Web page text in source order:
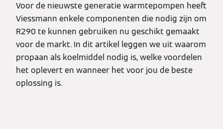
Voor de nieuwste generatie warmtepompen heeft
Viessmann enkele componenten die nodig zijn om
R290 te kunnen gebruiken nu geschikt gemaakt
voor de markt. In dit artikel leggen we uit waarom
propaan als koelmiddel nodig is, welke voordelen
het oplevert en wanneer het voor jou de beste
oplossing is.